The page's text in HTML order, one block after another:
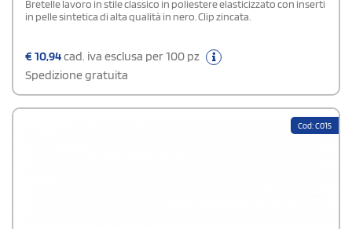
Bretelle lavoro in stile classico in poliestere elasticizzato con inserti
in pelle sintetica di alta qualità in nero. Clip zincata.
€10,94cad. iva esclusa per 100 pz
Spedizione gratuita
Cod: C015